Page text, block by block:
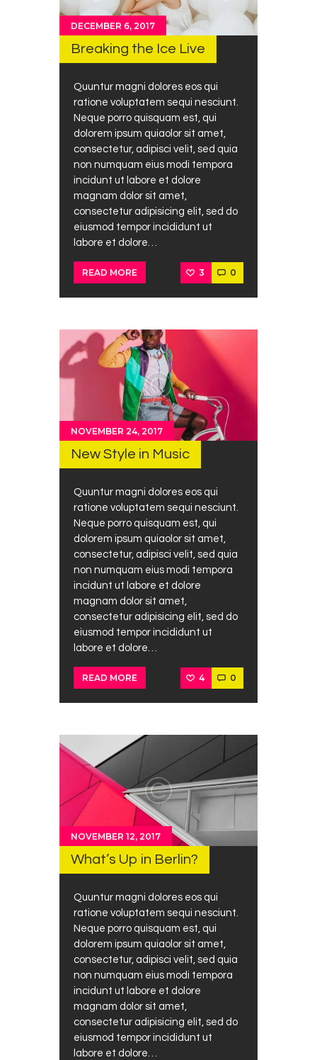
DECEMBER 6, 2017
Breaking the Ice Live
Quuntur magni dolores eos qui
ratione voluptatem sequi nesciunt.
Neque porro quisquam est, qui
dolorem ipsum quiaolor sit amet,
consectetur, adipisci velit, sed quia
non numquam eius modi tempora
incidunt ut labore et dolore
magnam dolor sit amet,
consectetur adipisicing elit, sed do
eiusmod tempor incididunt ut
labore et dolore…
READ MORE 3 0
NOVEMBER 24, 2017
New Style in Music
Quuntur magni dolores eos qui
ratione voluptatem sequi nesciunt.
Neque porro quisquam est, qui
dolorem ipsum quiaolor sit amet,
consectetur, adipisci velit, sed quia
non numquam eius modi tempora
incidunt ut labore et dolore
magnam dolor sit amet,
consectetur adipisicing elit, sed do
eiusmod tempor incididunt ut
labore et dolore…
READ MORE 4 0
NOVEMBER 12, 2017
What’s Up in Berlin?
Quuntur magni dolores eos qui
ratione voluptatem sequi nesciunt.
Neque porro quisquam est, qui
dolorem ipsum quiaolor sit amet,
consectetur, adipisci velit, sed quia
non numquam eius modi tempora
incidunt ut labore et dolore
magnam dolor sit amet,
consectetur adipisicing elit, sed do
eiusmod tempor incididunt ut
labore et dolore…